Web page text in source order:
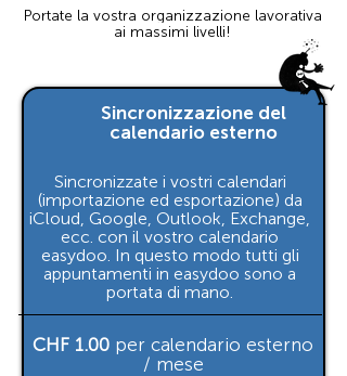
Portate la vostra organizzazione lavorativa
ai massimi livelli!
Sincronizzazione del
calendario esterno
Sincronizzate i vostri calendari
(importazione ed esportazione) da
iCloud, Google, Outlook, Exchange,
ecc. con il vostro calendario
easydoo. In questo modo tutti gli
appuntamenti in easydoo sono a
portata di mano.
CHF 1.00 per calendario esterno
/ mese